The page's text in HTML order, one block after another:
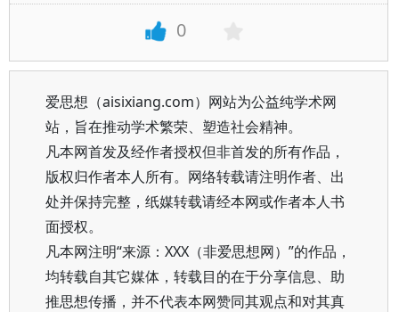
0
爱思想（aisixiang.com）网站为公益纯学术网
站，旨在推动学术繁荣、塑造社会精神。
凡本网首发及经作者授权但非首发的所有作品，
版权归作者本人所有。网络转载请注明作者、出
处并保持完整，纸媒转载请经本网或作者本人书
面授权。
凡本网注明“来源：XXX（非爱思想网）”的作品，
均转载自其它媒体，转载目的在于分享信息、助
推思想传播，并不代表本网赞同其观点和对其真